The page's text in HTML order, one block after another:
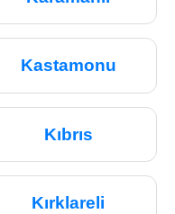
Kastamonu
Kıbrıs
Kırklareli